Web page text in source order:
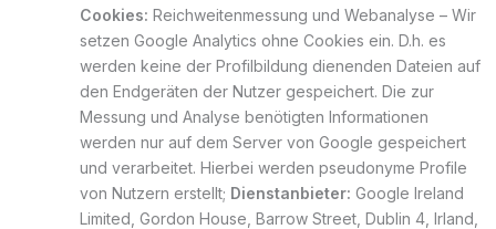
Cookies: Reichweitenmessung und Webanalyse – Wir
setzen Google Analytics ohne Cookies ein. D.h. es
werden keine der Profilbildung dienenden Dateien auf
den Endgeräten der Nutzer gespeichert. Die zur
Messung und Analyse benötigten Informationen
werden nur auf dem Server von Google gespeichert
und verarbeitet. Hierbei werden pseudonyme Profile
von Nutzern erstellt; Dienstanbieter: Google Ireland
Limited, Gordon House, Barrow Street, Dublin 4, Irland,